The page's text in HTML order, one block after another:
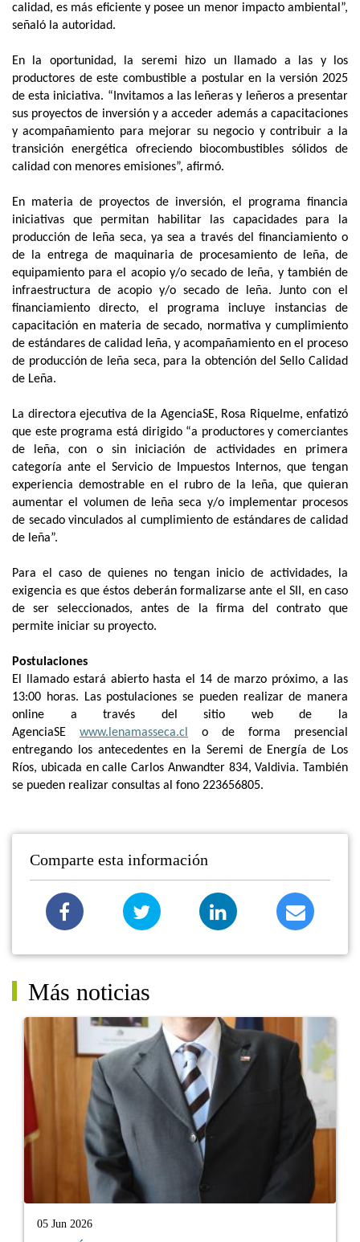
calidad, es más eficiente y posee un menor impacto ambiental”,
señaló la autoridad.
En la oportunidad, la seremi hizo un llamado a las y los
productores de este combustible a postular en la versión 2025
de esta iniciativa. “Invitamos a las leñeras y leñeros a presentar
sus proyectos de inversión y a acceder además a capacitaciones
y acompañamiento para mejorar su negocio y contribuir a la
transición energética ofreciendo biocombustibles sólidos de
calidad con menores emisiones”, afirmó.
En materia de proyectos de inversión, el programa financia
iniciativas que permitan habilitar las capacidades para la
producción de leña seca, ya sea a través del financiamiento o
de la entrega de maquinaria de procesamiento de leña, de
equipamiento para el acopio y/o secado de leña, y también de
infraestructura de acopio y/o secado de leña. Junto con el
financiamiento directo, el programa incluye instancias de
capacitación en materia de secado, normativa y cumplimiento
de estándares de calidad leña, y acompañamiento en el proceso
de producción de leña seca, para la obtención del Sello Calidad
de Leña.
La directora ejecutiva de la AgenciaSE, Rosa Riquelme, enfatizó
que este programa está dirigido “a productores y comerciantes
de leña, con o sin iniciación de actividades en primera
categoría ante el Servicio de Impuestos Internos, que tengan
experiencia demostrable en el rubro de la leña, que quieran
aumentar el volumen de leña seca y/o implementar procesos
de secado vinculados al cumplimiento de estándares de calidad
de leña”.
Para el caso de quienes no tengan inicio de actividades, la
exigencia es que éstos deberán formalizarse ante el SII, en caso
de ser seleccionados, antes de la firma del contrato que
permite iniciar su proyecto.
Postulaciones
El llamado estará abierto hasta el 14 de marzo próximo, a las
13:00 horas. Las postulaciones se pueden realizar de manera
online a través del sitio web de la
AgenciaSE www.lenamasseca.cl
o de forma presencial
entregando los antecedentes en la Seremi de Energía de Los
Ríos, ubicada en calle Carlos Anwandter 834, Valdivia. También
se pueden realizar consultas al fono 223656805.
Comparte esta información
Más noticias
05 Jun 2026